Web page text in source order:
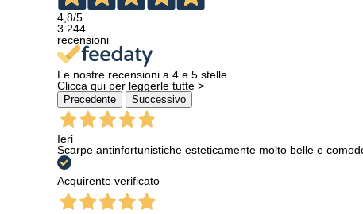
4,8/5
3.244
recensioni
Le nostre recensioni a 4 e 5 stelle.
Clicca qui per leggerle tutte >
Precedente Successivo
Ieri
Scarpe antinfortunistiche esteticamente molto belle e
Acquirente verificato